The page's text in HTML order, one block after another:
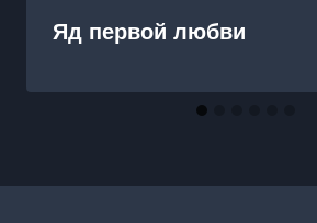
Яд первой любви